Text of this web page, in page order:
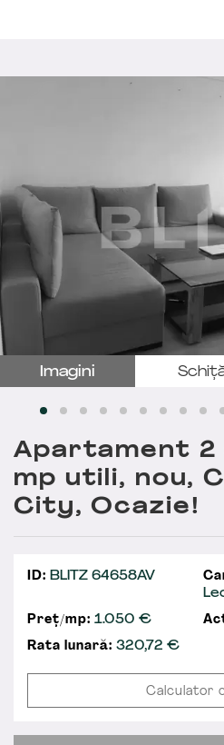
Imagini
Apartament 2
mp utili, nou,
City, Ocazie!
ID: BLITZ 64658AV
Preț/mp: 1.050 €
Rata lunară: 320,72 €
Calculator